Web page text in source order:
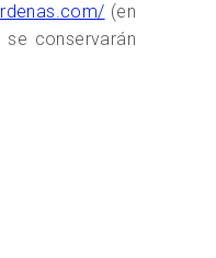
(en
conservarán